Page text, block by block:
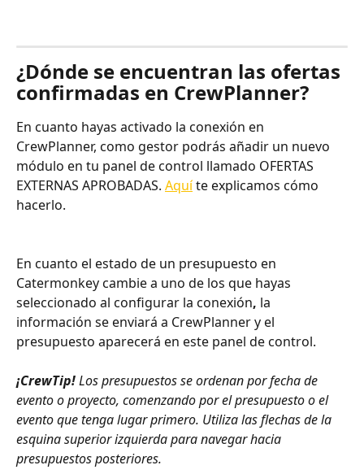
¿Dónde se encuentran las ofertas
confirmadas en CrewPlanner?
En cuanto hayas activado la conexión en
CrewPlanner, como gestor podrás añadir un nuevo
módulo en tu panel de control llamado OFERTAS
EXTERNAS APROBADAS. Aquí te explicamos cómo
hacerlo.
En cuanto el estado de un presupuesto en
Catermonkey cambie a uno de los que hayas
seleccionado al configurar la conexión, la
información se enviará a CrewPlanner y el
presupuesto aparecerá en este panel de control.
¡CrewTip! Los presupuestos se ordenan por fecha de
evento o proyecto, comenzando por el presupuesto o el
evento que tenga lugar primero. Utiliza las flechas de la
esquina superior izquierda para navegar hacia
presupuestos posteriores.